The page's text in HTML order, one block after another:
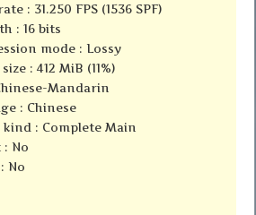
: 31.250 FPS (1536 SPF)
: 16 bits
mode : Lossy
: 412 MiB (11%)
Mandarin
: Chinese
kind : Complete Main
No
No